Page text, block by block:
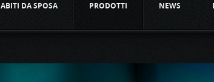
ABITI DA SPOSA PRODOTTI NEWS